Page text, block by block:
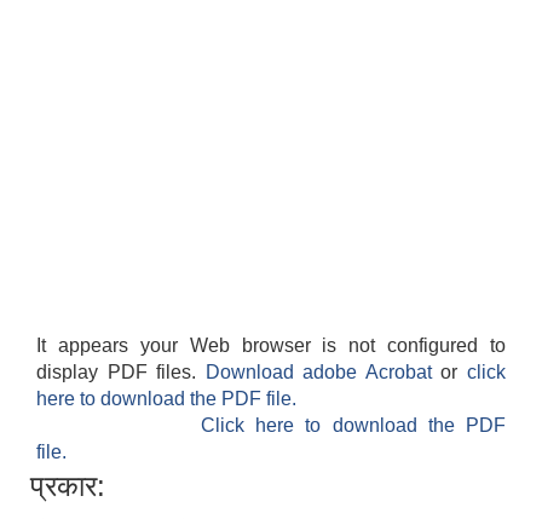
It appears your Web browser is not configured to
display PDF files.
Download adobe Acrobatorclick
here to download the PDF file.
Click here to download the PDF
file.
प्रकार: